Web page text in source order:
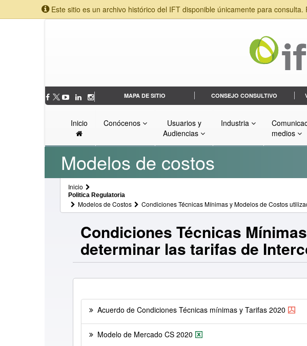
Este sitio es un archivo histórico del IFT disponible únicamente para
MAPA DE SITIO CONSEJO CONSULTIVO
Inicio Conócenos
Usuarios y
Audiencias
Industria
medios
Modelos de costos
Inicio
Politica Regulatoria
Modelos de Costos Condiciones Técnicas Mínimas y Modelos de Costos
Condiciones Técnicas
determinar las tarifas de
Acuerdo de Condiciones Técnicas mínimas y Tarifas 2020
Modelo de Mercado CS 2020